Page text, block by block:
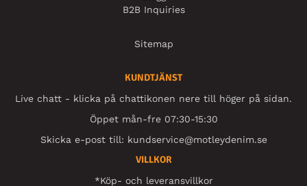
B2B Inquiries
Sitemap
KUNDTJÄNST
Live chatt - klicka på chattikonen nere till höger på sidan.
Öppet mån-fre 07:30-15:30
Skicka e-post till: kundservice@motleydenim.se
VILLKOR
*Köp- och leveransvillkor